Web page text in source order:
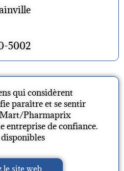
5002
qui considèrent
paraître et se sentir
Mart/Pharmaprix
entreprise de confiance.
le site web